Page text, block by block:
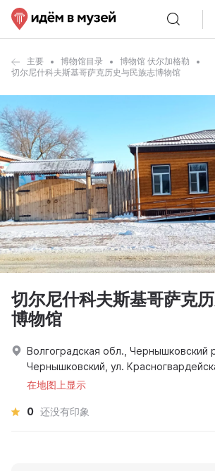
主要 博物馆目录
博物馆 伏尔加格勒
切尔尼什科夫斯基哥萨克历史与民族志博物馆
切尔尼什科夫斯基哥萨克
博物馆
Волгоградская обл., Чернышковский
Чернышковский, ул.
在地图上显示
0 还没有印象